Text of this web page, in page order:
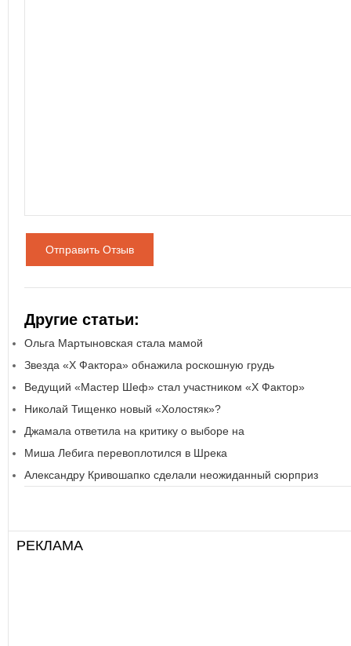
Отправить Отзыв
Другие статьи:
Ольга Мартыновская стала мамой
Звезда «Х Фактора» обнажила роскошную грудь
Ведущий «Мастер Шеф» стал участником «Х Фактор»
Николай Тищенко новый «Холостяк»?
Джамала ответила на критику о выборе на
Миша Лебига перевоплотился в Шрека
Александру Кривошапко сделали неожиданный сюрприз
РЕКЛАМА